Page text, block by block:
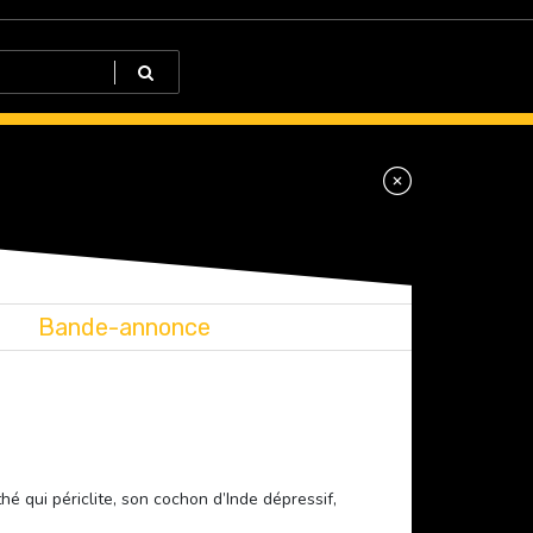
Bande-annonce
qui périclite, son cochon d’Inde dépressif,